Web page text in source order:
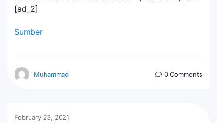
[ad_2]
Sumber
Muhammad 0 Comments
February 23, 2021